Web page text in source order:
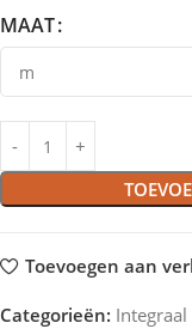
MAAT
Toevoegen aan
Categorieën: